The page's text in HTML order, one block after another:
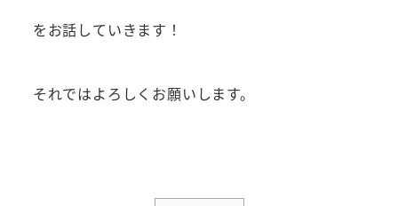
をお話していきます！
それではよろしくお願いします。